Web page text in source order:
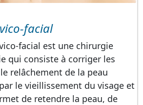
facial
facial est une chirurgie
qui consiste à corriger les
relâchement de la peau
le vieillissement du visage et
de retendre la peau, de